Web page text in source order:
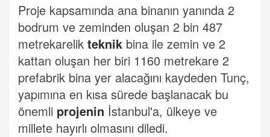
Proje kapsamında ana binanın yanında 2
bodrum ve zeminden oluşan 2 bin 487
metrekarelik teknik bina ile zemin ve 2
kattan oluşan her biri 1160 metrekare 2
prefabrik bina yer alacağını kaydeden Tunç,
yapımına en kısa sürede başlanacak bu
önemli projenin İstanbul'a, ülkeye ve
millete hayırlı olmasını diledi.